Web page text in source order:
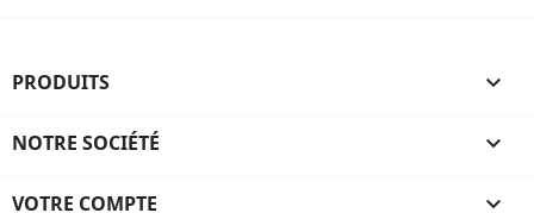
PRODUITS 
NOTRE SOCIÉTÉ 
VOTRE COMPTE 